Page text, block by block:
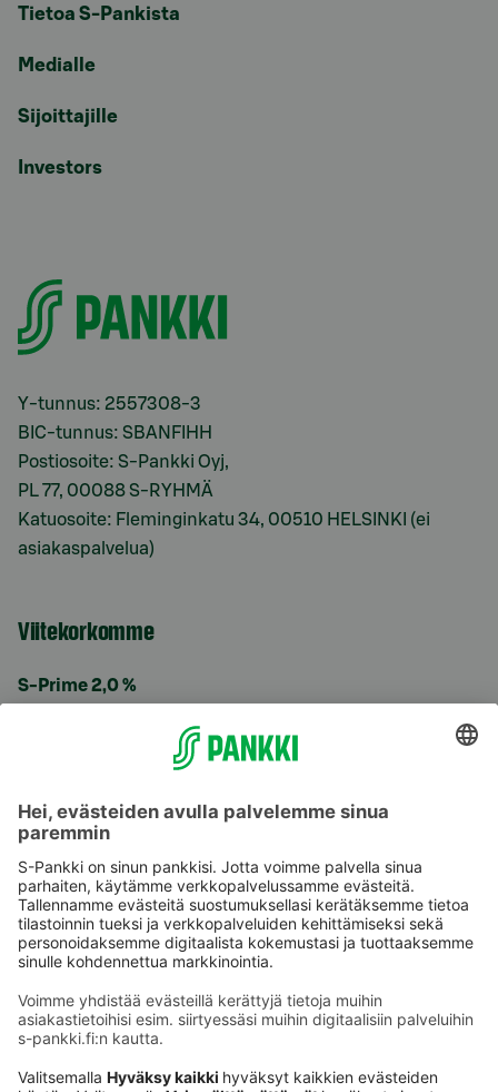
Tietoa S-Pankista
Medialle
Sijoittajille
Investors
Y-tunnus: 2557308-3
BIC-tunnus: SBANFIHH
Postiosoite: S-Pankki Oyj,
PL 77, 00088 S-RYHMÄ
Katuosoite: Fleminginkatu 34, 00510 HELSINKI (ei
asiakaspalvelua)
Viitekorkomme
S-Prime 2,0 %
Käyttöehdot
Saavutettavuusseloste
Evästeet